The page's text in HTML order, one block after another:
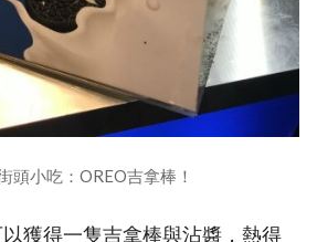
頭小吃：OREO吉拿棒！
獲得一隻吉拿棒與沾醬，熱得